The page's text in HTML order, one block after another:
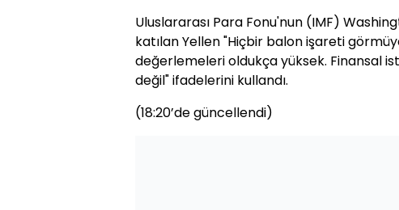
Uluslararası Para Fonu'nun (IMF)
katılan Yellen "Hiçbir balon işareti
değerlemeleri oldukça yüksek. Finansal
değil" ifadelerini kullandı.
(18:20’de güncellendi)